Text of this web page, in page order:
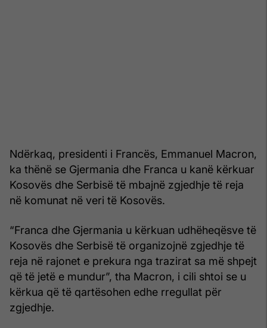
Ndërkaq, presidenti i Francës, Emmanuel Macron,
ka thënë se Gjermania dhe Franca u kanë kërkuar
Kosovës dhe Serbisë të mbajnë zgjedhje të reja
në komunat në veri të Kosovës.
“Franca dhe Gjermania u kërkuan udhëheqësve të
Kosovës dhe Serbisë të organizojnë zgjedhje të
reja në rajonet e prekura nga trazirat sa më shpejt
që të jetë e mundur”, tha Macron, i cili shtoi se u
kërkua që të qartësohen edhe rregullat për
zgjedhje.